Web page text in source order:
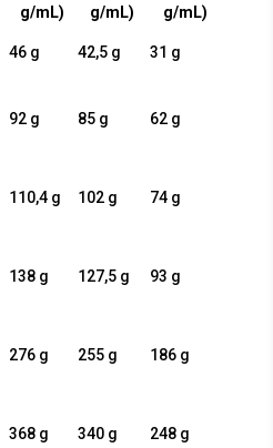
g/mL)
g/mL)
g/mL)
46 g 42,5 g 31 g
92 g 85 g 62 g
110,4 g 102 g 74 g
138 g 127,5 g 93 g
276 g 255 g 186 g
368 g 340 g 248 g